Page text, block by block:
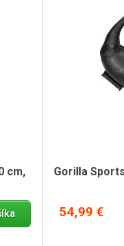
cm,
Gorilla
54,99 €